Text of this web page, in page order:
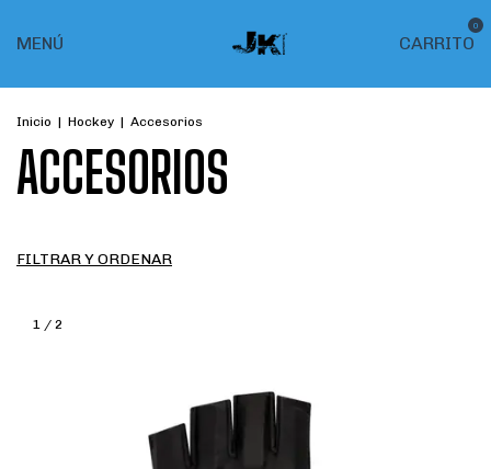
MENÚ CARRITO
0
Inicio | Hockey | Accesorios
ACCESORIOS
FILTRAR Y ORDENAR
1 / 2